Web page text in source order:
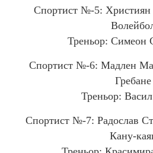
ХУДОЖЕСТВЕНА
КАРАТЕ
ВДИГАНЕ НА ТЕЖЕСТИ
УЧИЛИЩЕН ЖИВОТ
СПОРТНИ РЕЗУЛТАТИ
ГАЛЕРИЯ
Спортист №-5: Християн
Треньор: Симеон
Спортист №-6: Мадлен
Гребане
Треньор:
Спортист №-7: Радослав
Кану-